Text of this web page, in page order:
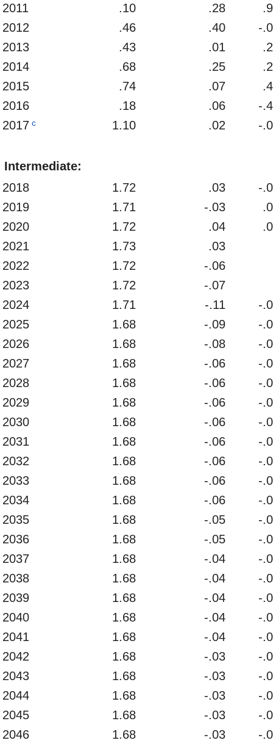
2011
.10 .28
2012
.46 .40
-
2013
.43 .01
2014
.68 .25
2015
.74 .07
2016
.18 .06
-
2017 c 1.10 .02 -
Intermediate:
2018
1.72 .03
-
2019
1.71 -.03
2020
1.72 .04
2021
1.73 .03
2022 1.72 -.06
2023 1.72 -.07
2024 1.71 -.11
-
2025
1.68 -.09
-
2026
1.68 -.08
-
2027
1.68 -.06
-
2028
1.68 -.06
-
2029
1.68 -.06
-
2030
1.68 -.06
-
2031
1.68 -.06
-
2032
1.68 -.06
-
2033
1.68 -.06
-
2034
1.68 -.06
-
2035
1.68 -.05
-
2036
1.68 -.05
-
2037
1.68 -.04
-
2038
1.68 -.04
-
2039
1.68 -.04
-
2040
1.68 -.04
-
2041
1.68 -.04
-
2042
1.68 -.03
-
2043
1.68 -.03
-
2044
1.68 -.03
-
2045
1.68 -.03
-
2046
1.68 -.03 -